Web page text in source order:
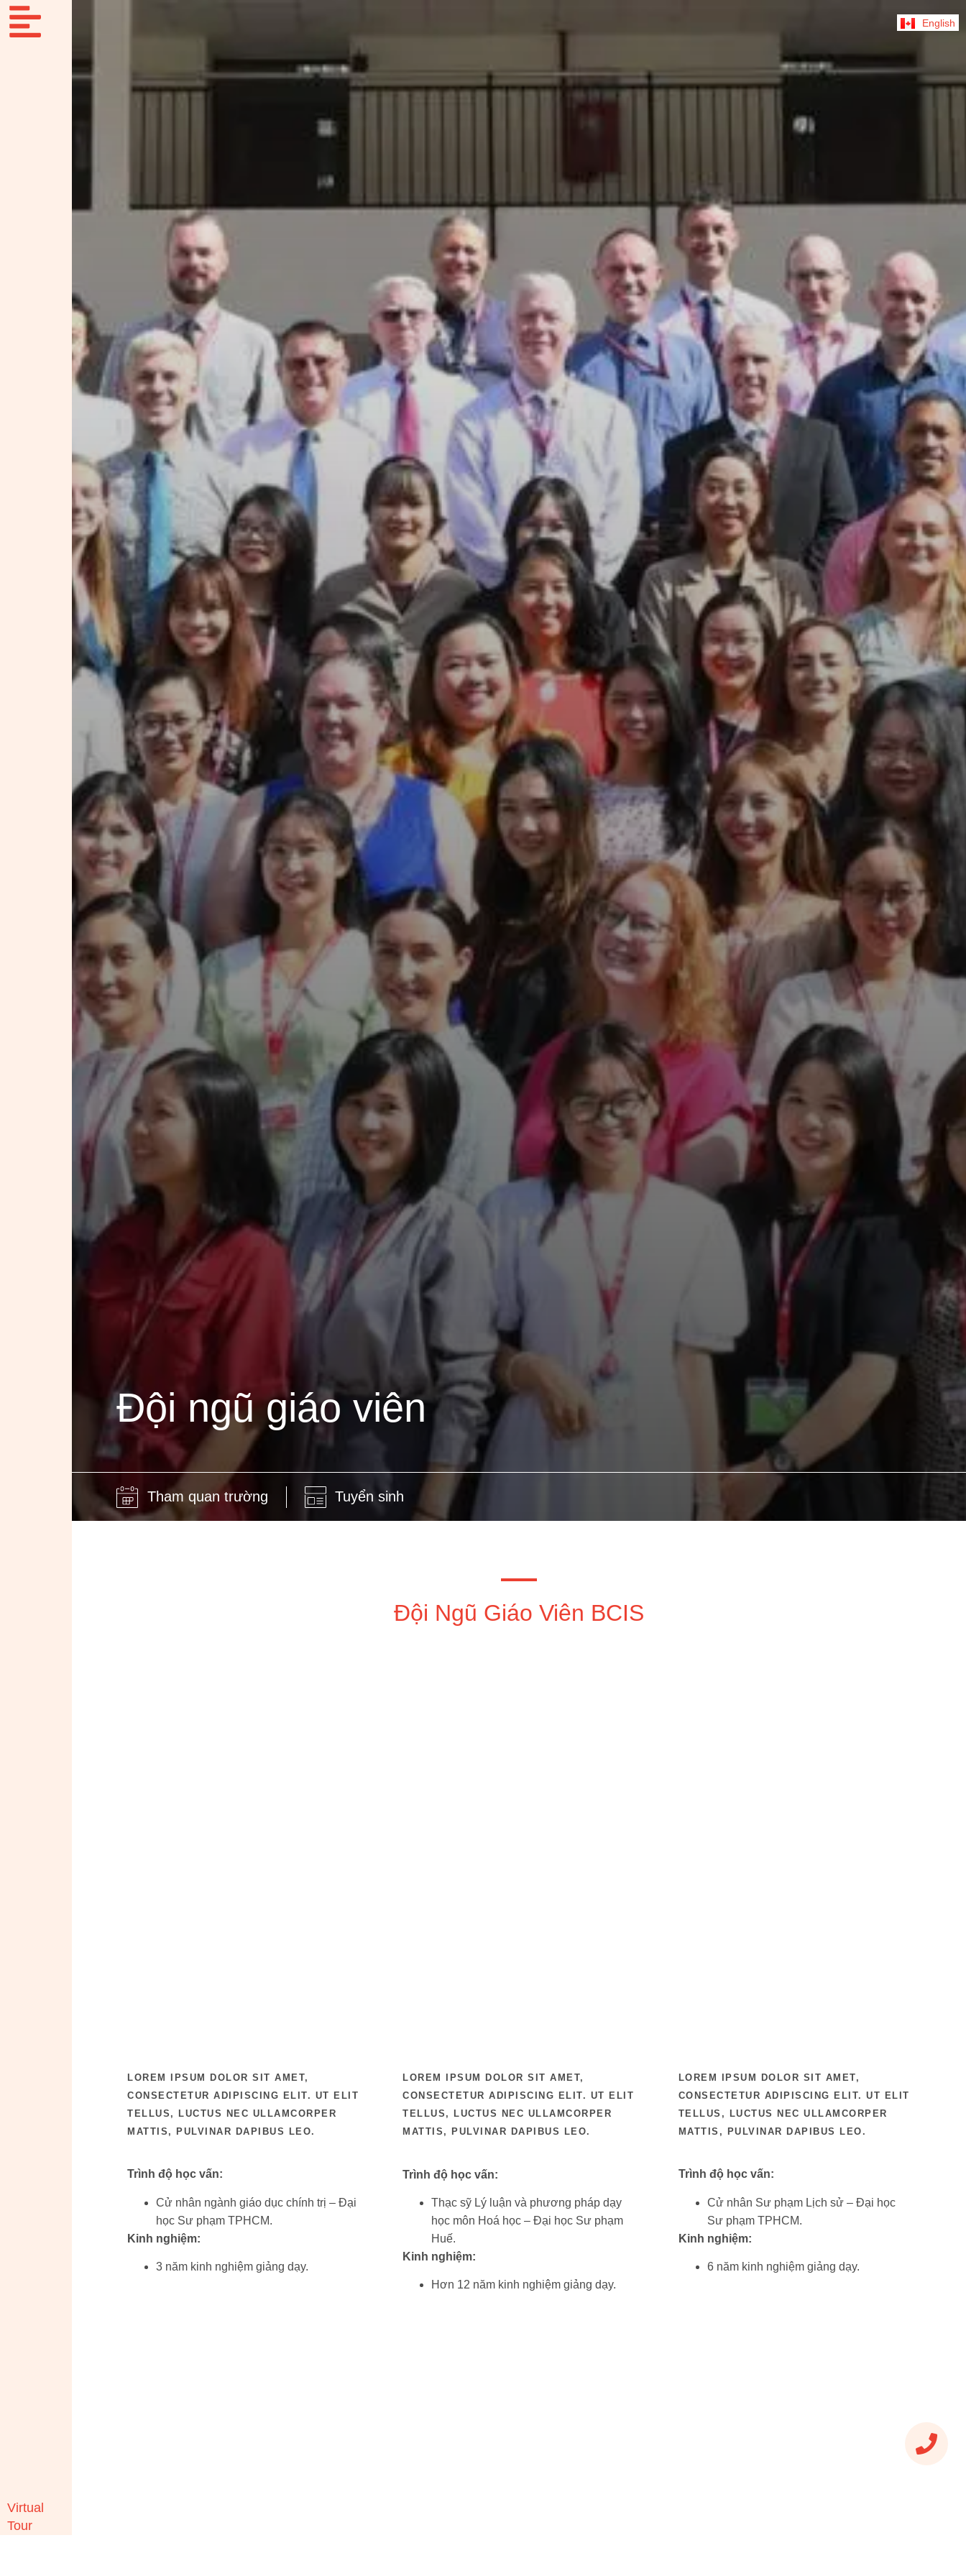
Virtual
Tour
Đội ngũ giáo viên
Tham quan trường Tuyển sinh
English
Đội Ngũ Giáo Viên BCIS
LOREM IPSUM DOLOR SIT AMET,
CONSECTETUR ADIPISCING ELIT. UT ELIT
TELLUS, LUCTUS NEC ULLAMCORPER
MATTIS, PULVINAR DAPIBUS LEO.
Trình độ học vấn:
Cử nhân ngành giáo dục chính trị – Đại
học Sư phạm TPHCM.
Kinh nghiệm:
3 năm kinh nghiệm giảng dạy.
LOREM IPSUM DOLOR SIT AMET,
CONSECTETUR ADIPISCING ELIT. UT ELIT
TELLUS, LUCTUS NEC ULLAMCORPER
MATTIS, PULVINAR DAPIBUS LEO.
Trình độ học vấn:
Thạc sỹ Lý luận và phương pháp dạy
học môn Hoá học – Đại học Sư phạm
Huế.
Kinh nghiệm:
Hơn 12 năm kinh nghiệm giảng dạy.
LOREM IPSUM DOLOR SIT AMET,
CONSECTETUR ADIPISCING ELIT. UT ELIT
TELLUS, LUCTUS NEC ULLAMCORPER
MATTIS, PULVINAR DAPIBUS LEO.
Trình độ học vấn:
Cử nhân Sư phạm Lịch sử – Đại học
Sư phạm TPHCM.
Kinh nghiệm:
6 năm kinh nghiệm giảng dạy.